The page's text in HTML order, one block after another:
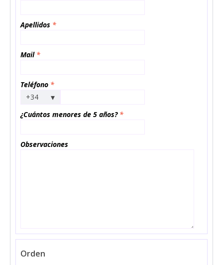
Apellidos *
Mail *
Teléfono *
+34
▾
¿Cuántos menores de 5 años? *
Observaciones
Orden